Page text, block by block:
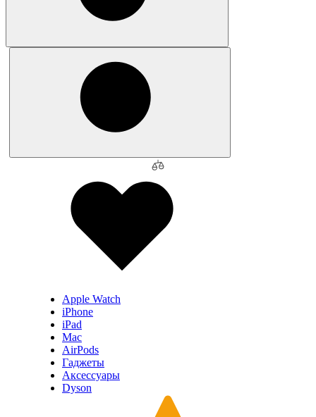
Apple Watch
iPhone
iPad
Mac
AirPods
Гаджеты
Аксессуары
Dyson